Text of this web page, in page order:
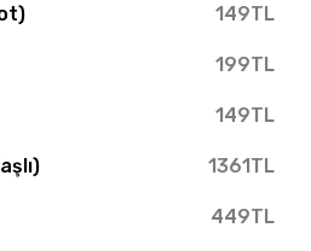
149TL
199TL
149TL
1361TL
449TL